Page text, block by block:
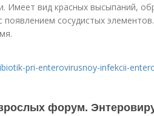
Имеет вид красных высыпаний,
появлением сосудистых
pri-enterovirusnoy-infekcii-
форум.